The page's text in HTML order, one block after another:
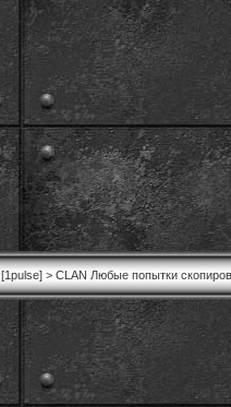
[1pulse] > CLAN Любые попытки